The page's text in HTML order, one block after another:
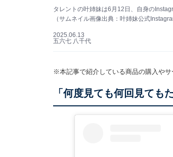
タレントの叶姉妹は6月12日、自身の
（サムネイル画像出典：叶姉妹公式
2025.06.13
五六七 八千代
※本記事で紹介している商品の購入やサ
「何度見ても何回見ても